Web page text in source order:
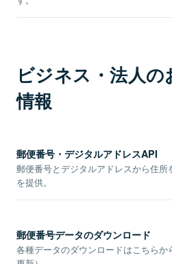
ビジネス・法人
情報
郵便番号・デジタルアドレスAPI
郵便番号とデジタルアドレスから住所
を提供。
郵便番号データのダウンロード
各種データのダウンロードはこちらか